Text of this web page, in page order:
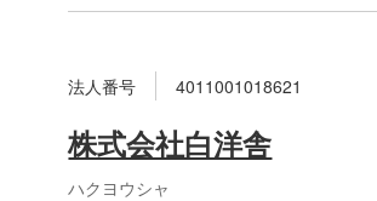
法人番号 4011001018621
株式会社白洋舎
ハクヨウシャ